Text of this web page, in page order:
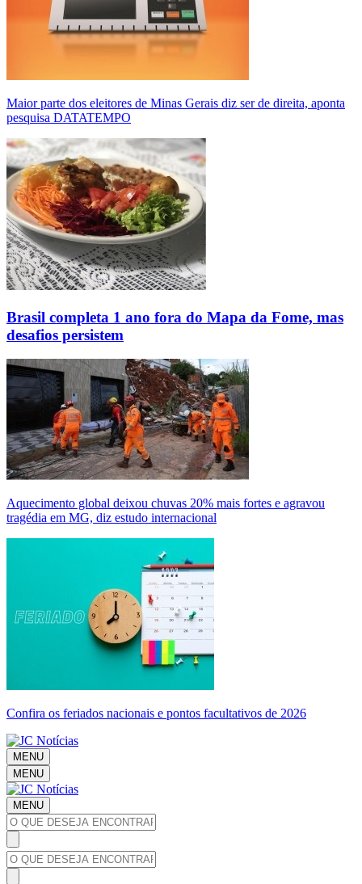
Maior parte dos eleitores de Minas Gerais diz ser de direita, aponta
pesquisa DATATEMPO
Brasil completa 1 ano fora do Mapa da Fome, mas
desafios persistem
Aquecimento global deixou chuvas 20% mais fortes e agravou
tragédia em MG, diz estudo internacional
Confira os feriados nacionais e pontos facultativos de 2026
MENU
MENU
MENU